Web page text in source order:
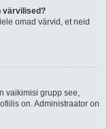
värvilised?
omad värvid, et neid
vaikimisi grupp see,
on. Administraator on